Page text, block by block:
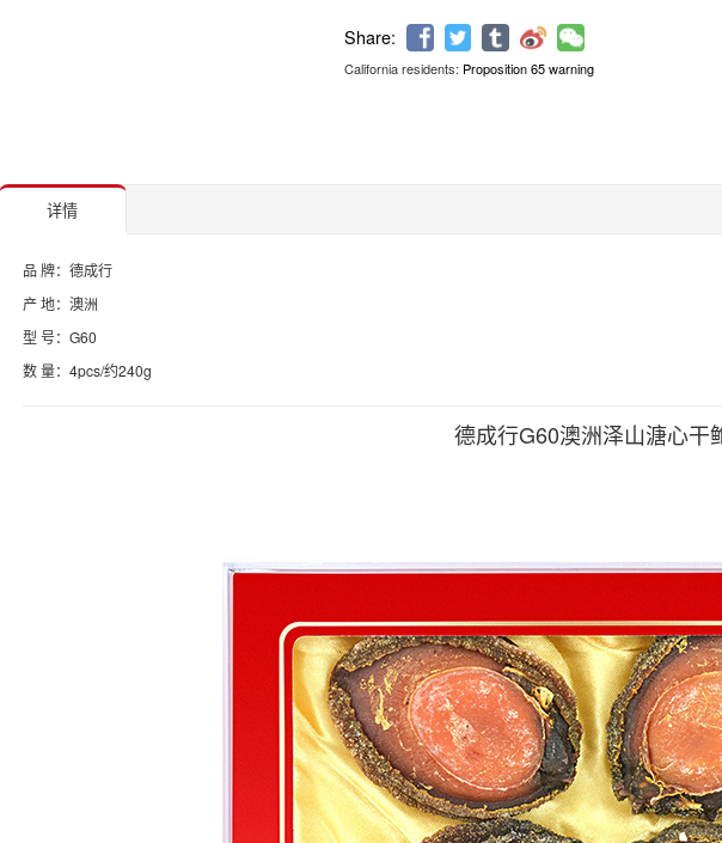
California residents: Proposition 65 warning
详情
品 牌：德成行
产 地：澳洲
型 号：G60
数 量：4pcs/约240g
德成行G60澳洲泽山溏心干